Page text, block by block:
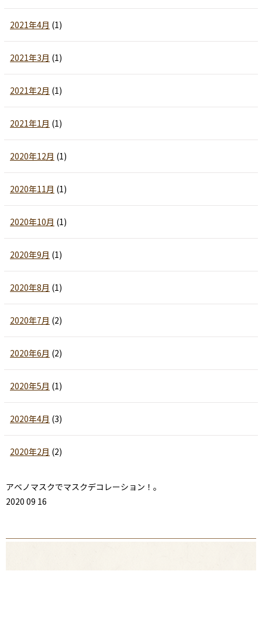
2021年4月 (1)
2021年3月 (1)
2021年2月 (1)
2021年1月 (1)
2020年12月 (1)
2020年11月 (1)
2020年10月 (1)
2020年9月 (1)
2020年8月 (1)
2020年7月 (2)
2020年6月 (2)
2020年5月 (1)
2020年4月 (3)
2020年2月 (2)
アベノマスクでマスクデコレーション！。
2020 09 16